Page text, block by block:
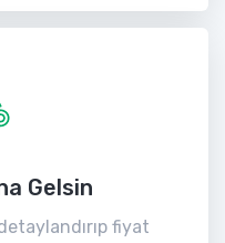
Gelsin
fiyat